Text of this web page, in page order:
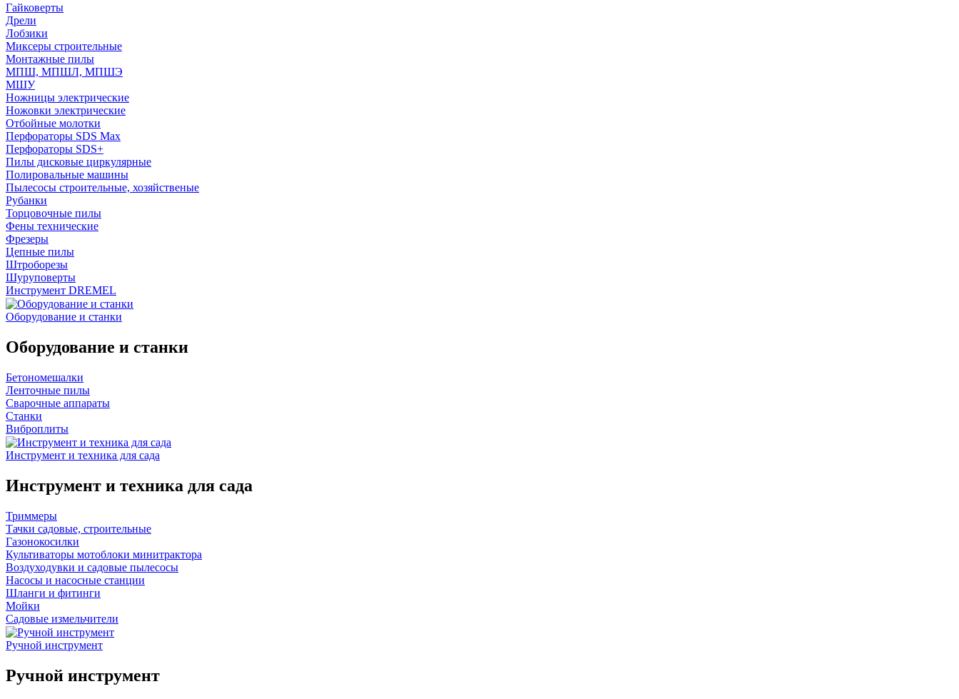
Гайковерты
Дрели
Лобзики
Миксеры строительные
Монтажные пилы
МПШ, МПШЛ, МПШЭ
МШУ
Ножницы электрические
Ножовки электрические
Отбойные молотки
Перфораторы SDS Max
Перфораторы SDS+
Пилы дисковые циркулярные
Полировальные машины
Пылесосы строительные, хозяйственые
Рубанки
Торцовочные пилы
Фены технические
Фрезеры
Цепные пилы
Штроборезы
Шуруповерты
Инструмент DREMEL
Оборудование и станки
Оборудование и станки
Бетономешалки
Ленточные пилы
Сварочные аппараты
Станки
Виброплиты
Инструмент и техника для сада
Инструмент и техника для сада
Триммеры
Тачки садовые, строительные
Газонокосилки
Культиваторы мотоблоки минитрактора
Воздуходувки и садовые пылесосы
Насосы и насосные станции
Шланги и фитинги
Мойки
Садовые измельчители
Ручной инструмент
Ручной инструмент